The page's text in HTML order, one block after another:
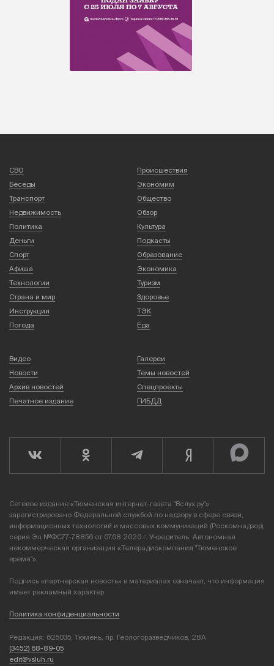
СВО
Происшествия
Беседы
Экономим
Транспорт
Общество
Недвижимость
Обзор
Политика
Культура
Деньги
Подкасты
Спорт
Образование
Афиша
Экономика
Технологии
Туризм
Страна и мир
Здоровье
Инструкция
ТЭК
Погода
Еда
Видео
Галереи
Новости
Темы новостей
Архив новостей
Спецпроекты
Печатное издание
ГИБДД
Сетевое издание «Тюменская интернет-газета "Вслух.ру"»
зарегистрировано Федеральной службой по надзору в сфере связи,
информационных технологий и массовых коммуникаций (Роскомнадзор),
серия Эл №ФС77-78856 от 07.08.2020 г. Учредитель: Автономная
некоммерческая организация «Телерадиокомпания "Тюменское
время"».
Подпись «партнерская новость» в материалах означает, что информация
имеет рекламный характер.
Политика конфиденциальности
Редакция: 625035, Тюмень, пр. Геологоразведчиков, 28А
(3452) 68-89-05
edit@vsluh.ru